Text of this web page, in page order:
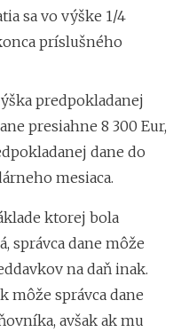
sa vo výške 1/4
príslušného
predpokladanej
presiahne 8 300 Eur,
dane do
mesiaca.
ktorej bola
správca dane môže
na daň inak.
môže správca dane
avšak ak mu